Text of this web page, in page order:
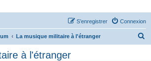
-
Connexion
S’enregistrer
La musique militaire à l'étranger
à l'étranger